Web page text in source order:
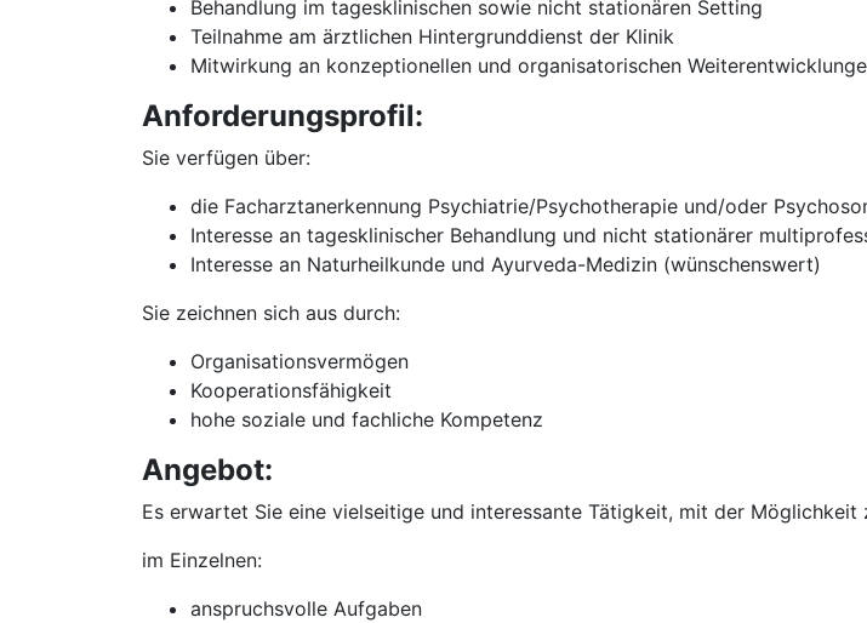
Behandlung im tagesklinischen sowie nicht stationären Setting
Teilnahme am ärztlichen Hintergrunddienst der Klinik
Mitwirkung an konzeptionellen und organisatorischen
Anforderungsprofil:
Sie verfügen über:
die Facharztanerkennung Psychiatrie/Psychotherapie und/oder
Interesse an tagesklinischer Behandlung und nicht stationärer
Interesse an Naturheilkunde und Ayurveda-Medizin (wünschenswert)
Sie zeichnen sich aus durch:
Organisationsvermögen
Kooperationsfähigkeit
hohe soziale und fachliche Kompetenz
Angebot:
Es erwartet Sie eine vielseitige und interessante Tätigkeit, mit der
im Einzelnen:
anspruchsvolle Aufgaben